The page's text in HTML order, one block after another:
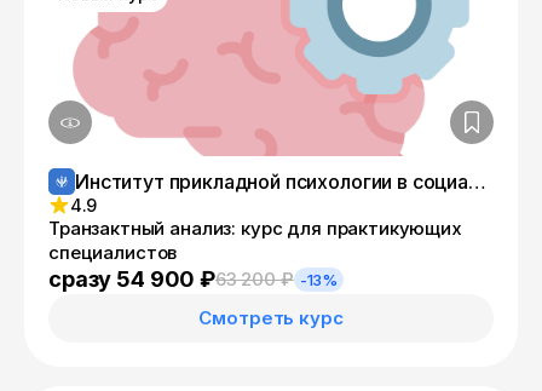
Институт прикладной психологии в социальной сфере
4.9
Транзактный анализ: курс для практикующих
специалистов
сразу 54 900 ₽63 200 ₽ -13%
Смотреть курс